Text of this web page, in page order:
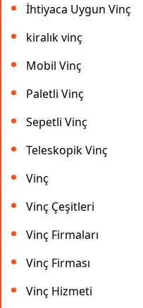
İhtiyaca Uygun Vinç
kiralık vinç
Mobil Vinç
Paletli Vinç
Sepetli Vinç
Teleskopik Vinç
Vinç
Vinç Çeşitleri
Vinç Firmaları
Vinç Firması
Vinç Hizmeti